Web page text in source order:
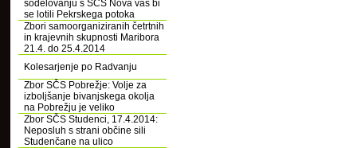
sodelovanju s SČS Nova vas bi
se lotili Pekrskega potoka
Zbori samoorganiziranih četrtnih
in krajevnih skupnosti Maribora
21.4. do 25.4.2014
Kolesarjenje po Radvanju
Zbor SČS Pobrežje: Volje za
izboljšanje bivanjskega okolja
na Pobrežju je veliko
Zbor SČS Studenci, 17.4.2014:
Neposluh s strani občine sili
Studenčane na ulico